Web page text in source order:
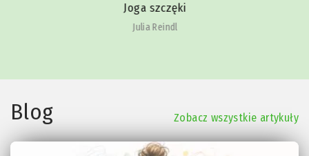
Joga szczęki
Julia Reindl
Blog Zobacz wszystkie artykuły